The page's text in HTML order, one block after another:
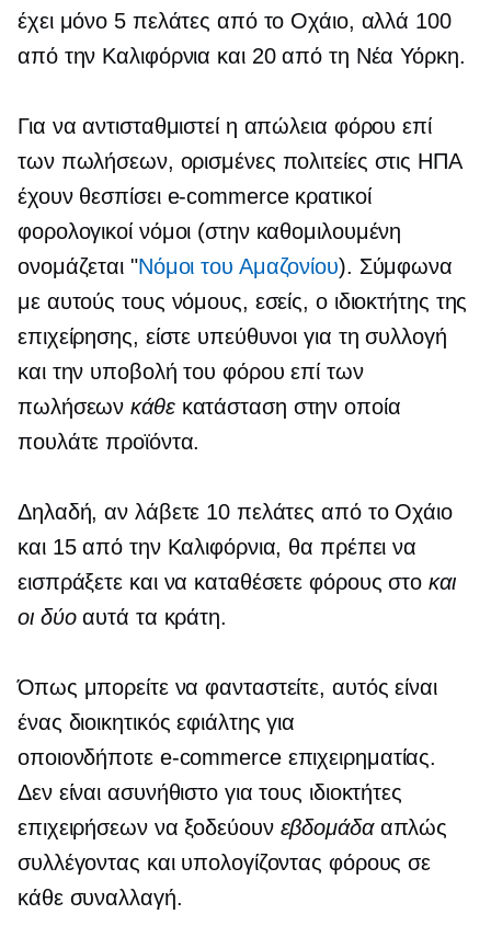
έχει μόνο 5 πελάτες από το Οχάιο, αλλά 100
από την Καλιφόρνια και 20 από τη Νέα Υόρκη.
Για να αντισταθμιστεί η απώλεια φόρου επί
των πωλήσεων, ορισμένες πολιτείες στις ΗΠΑ
έχουν θεσπίσει e-commerceκρατικοί
φορολογικοί νόμοι (στην καθομιλουμένη
ονομάζεται "Νόμοι του Αμαζονίου). Σύμφωνα
με αυτούς τους νόμους, εσείς, ο ιδιοκτήτης της
επιχείρησης, είστε υπεύθυνοι για τη συλλογή
και την υποβολή του φόρου επί των
πωλήσεωνκάθεκατάσταση στην οποία
πουλάτε προϊόντα.
Δηλαδή, αν λάβετε 10 πελάτες από το Οχάιο
και 15 από την Καλιφόρνια, θα πρέπει να
εισπράξετε και να καταθέσετε φόρους στο και
οι δύοαυτά τα κράτη.
Όπως μπορείτε να φανταστείτε, αυτός είναι
ένας διοικητικός εφιάλτης για
οποιονδήποτε e-commerceεπιχειρηματίας.
Δεν είναι ασυνήθιστο για τους ιδιοκτήτες
επιχειρήσεων να ξοδεύουν εβδομάδα απλώς
συλλέγοντας και υπολογίζοντας φόρους σε
κάθε συναλλαγή.